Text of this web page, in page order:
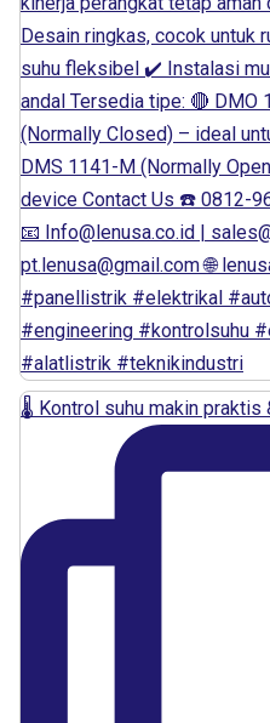
🌡️ Kontrol suhu makin praktis